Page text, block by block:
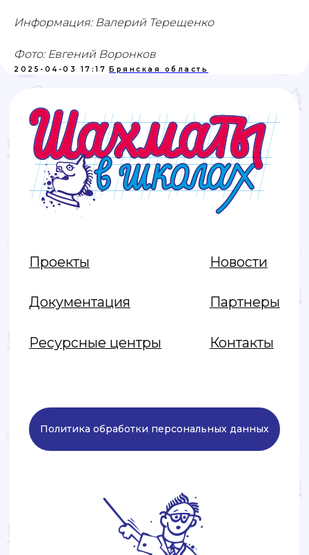
Информация: Валерий Терещенко
Фото: Евгений Воронков
2025-04-03 17:17 Брянская область